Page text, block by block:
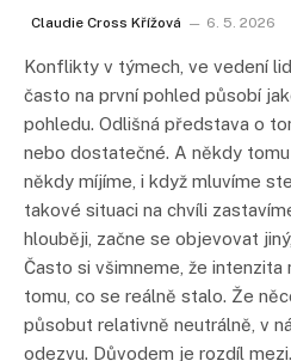
Claudie Cross Křížová 6. 5. 2026
Konflikty v týmech, ve vedení
často na první pohled působí
pohledu. Odlišná představa o
nebo dostatečné. A někdy
někdy míjíme, i když mluvíme
takové situaci na chvíli
hlouběji, začne se objevovat
Často si všimneme, že intenzita
tomu, co se reálně stalo. Že
působut relativně neutrálně, v
odezvu. Důvodem je rozdíl